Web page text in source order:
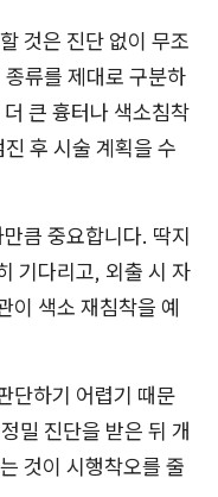
것은 진단 없이 무조
류를 제대로 구분하
큰 흉터나 색소침착
후 시술 계획을 수
큼 중요합니다. 딱지
기다리고, 외출 시 자
이 색소 재침착을 예
단하기 어렵기 때문
밀 진단을 받은 뒤 개
것이 시행착오를 줄